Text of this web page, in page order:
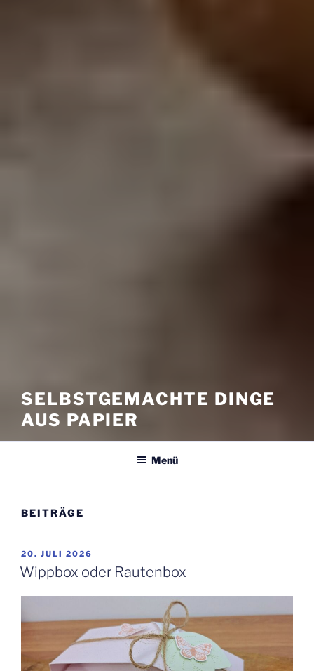
SELBSTGEMACHTE DINGE
AUS PAPIER
Menü
BEITRÄGE
VERÖFFENTLICHT
AM
20. JULI 2026
Wippbox oder Rautenbox